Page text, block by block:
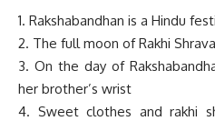
1. Rakshabandhan is a Hindu
2. The full moon of Rakhi
3. On the day of
her brother’s wrist
4. Sweet clothes and rakhi